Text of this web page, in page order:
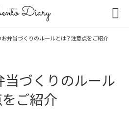

弁当づくりのルールとは？注意点をご紹介
づくりのルール
ご紹介